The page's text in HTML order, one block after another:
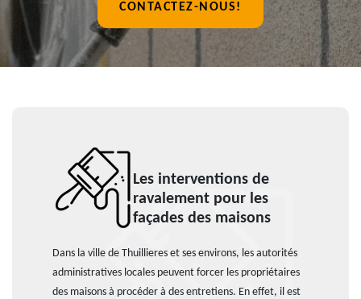
CONTACTEZ-NOUS!
Les interventions de
ravalement pour les
façades des maisons
Dans la ville de Thuillieres et ses environs, les autorités
administratives locales peuvent forcer les propriétaires
des maisons à procéder à des entretiens. En effet, il est